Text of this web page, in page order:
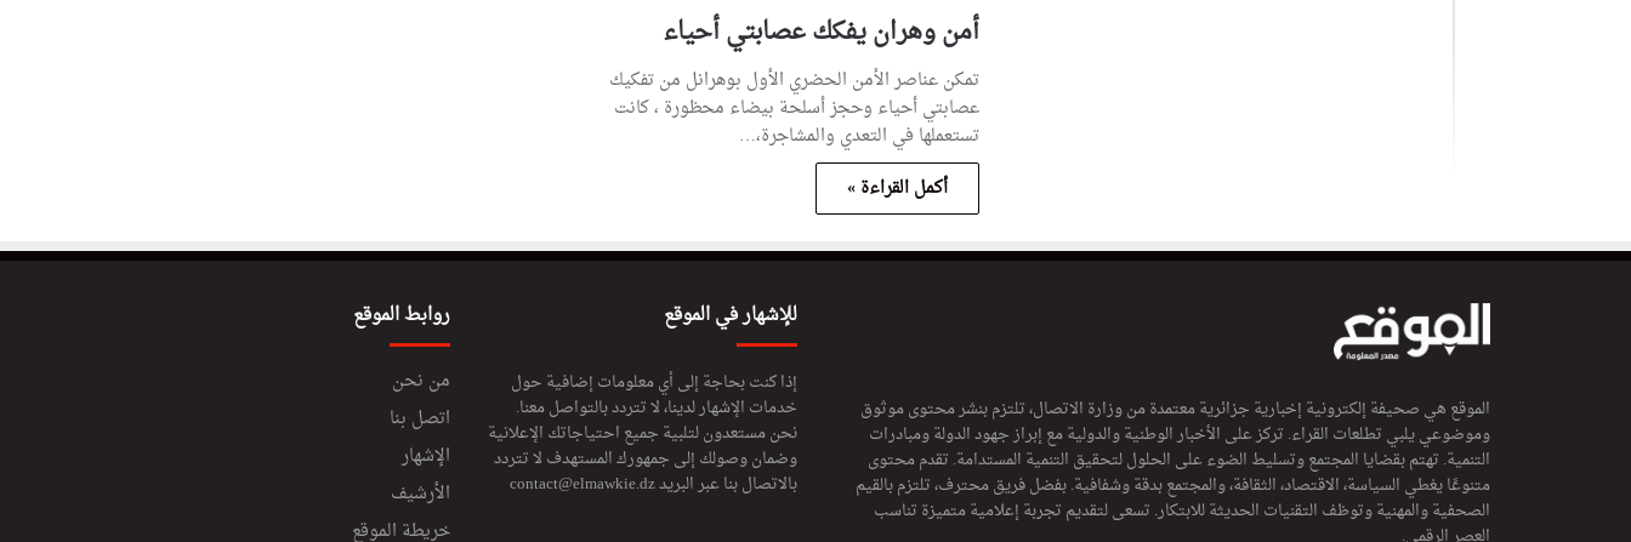
أمن وهران يفكك عصابتي أحياء
تمكن عناصر الأمن الحضري الأول بوهرانل من تفكيك
عصابتي أحياء وحجز أسلحة بيضاء محظورة ، كانت
تستعملها في التعدي والمشاجرة،…
أكمل القراءة »
الموقع هي صحيفة إلكترونية إخبارية جزائرية معتمدة من وزارة الاتصال، تلتزم بنشر محتوى موثوق
وموضوعي يلبي تطلعات القراء. تركز على الأخبار الوطنية والدولية مع إبراز جهود الدولة ومبادرات
التنمية. تهتم بقضايا المجتمع وتسليط الضوء على الحلول لتحقيق التنمية المستدامة. تقدم محتوى
متنوعًا يغطي السياسة، الاقتصاد، الثقافة، والمجتمع بدقة وشفافية. بفضل فريق محترف، تلتزم بالقيم
الصحفية والمهنية وتوظف التقنيات الحديثة للابتكار. تسعى لتقديم تجربة إعلامية متميزة تناسب
للإشهار في الموقع
إذا كنت بحاجة إلى أي معلومات إضافية حول
خدمات الإشهار لدينا، لا تتردد بالتواصل معنا.
نحن مستعدون لتلبية جميع احتياجاتك الإعلانية
وضمان وصولك إلى جمهورك المستهدف لا تتردد
بالاتصال بنا عبر البريدcontact@elmawkie.dz
روابط الموقع
من نحن
اتصل بنا
الإشهار
الأرشيف
خريطة الموقع